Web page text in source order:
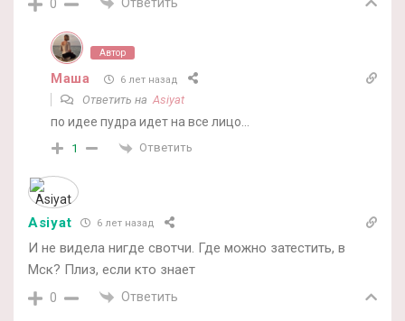
0
Автор
Маша 6 лет назад
Ответить наAsiyat
по идее пудра идет на все лицо…
1 Ответить
Asiyat 6 лет назад
И не видела нигде свотчи. Где можно затестить, в
Мск? Плиз, если кто знает
0 Ответить